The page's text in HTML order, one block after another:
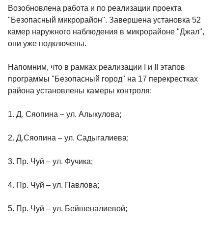
Возобновлена работа и по реализации проекта
"Безопасный микрорайон". Завершена установка 52
камер наружного наблюдения в микрорайоне "Джал",
они уже подключены.
Напомним, что в рамках реализации I и II этапов
программы "Безопасный город" на 17 перекрестках
района установлены камеры контроля:
1. Д. Сяопина – ул. Алыкулова;
2. Д.Сяопина – ул. Садыгалиева;
3. Пр. Чуй – ул. Фучика;
4. Пр. Чуй – ул. Павлова;
5. Пр. Чуй – ул. Бейшеналиевой;